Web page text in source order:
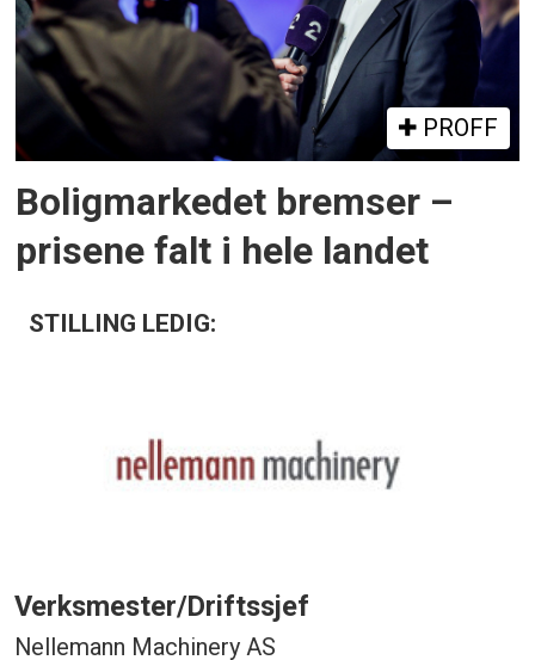
PROFF
Boligmarkedet bremser –
prisene falt i hele landet
STILLING LEDIG:
Verksmester/Driftssjef
Nellemann Machinery AS